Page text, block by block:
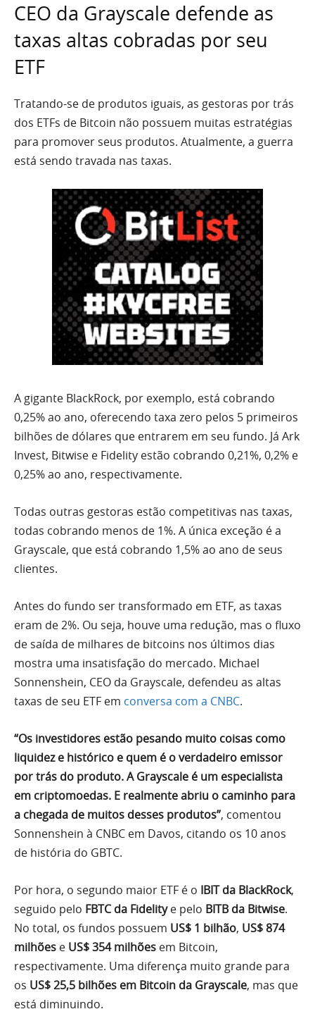
CEO da Grayscale defende as
taxas altas cobradas por seu
ETF
Tratando-se de produtos iguais, as gestoras por trás
dos ETFs de Bitcoin não possuem muitas estratégias
para promover seus produtos. Atualmente, a guerra
está sendo travada nas taxas.
A gigante BlackRock, por exemplo, está cobrando
0,25% ao ano, oferecendo taxa zero pelos 5 primeiros
bilhões de dólares que entrarem em seu fundo. Já Ark
Invest, Bitwise e Fidelity estão cobrando 0,21%, 0,2% e
0,25% ao ano, respectivamente.
Todas outras gestoras estão competitivas nas taxas,
todas cobrando menos de 1%. A única exceção é a
Grayscale, que está cobrando 1,5% ao ano de seus
clientes.
Antes do fundo ser transformado em ETF, as taxas
eram de 2%. Ou seja, houve uma redução, mas o fluxo
de saída de milhares de bitcoins nos últimos dias
mostra uma insatisfação do mercado. Michael
Sonnenshein, CEO da Grayscale, defendeu as altas
taxas de seu ETF em conversa com a CNBC.
“Os investidores estão pesando muito coisas como
liquidez e histórico e quem é o verdadeiro emissor
por trás do produto. A Grayscale é um especialista
em criptomoedas. E realmente abriu o caminho para
a chegada de muitos desses produtos”, comentou
Sonnenshein à CNBC em Davos, citando os 10 anos
de história do GBTC.
Por hora, o segundo maior ETF é o IBIT da BlackRock,
seguido pelo FBTC da Fidelitye pelo BITB da Bitwise.
No total, os fundos possuem US$ 1 bilhão, US$ 874
milhões e US$ 354 milhões em Bitcoin,
respectivamente. Uma diferença muito grande para
os US$ 25,5 bilhões em Bitcoin da Grayscale, mas que
está diminuindo.